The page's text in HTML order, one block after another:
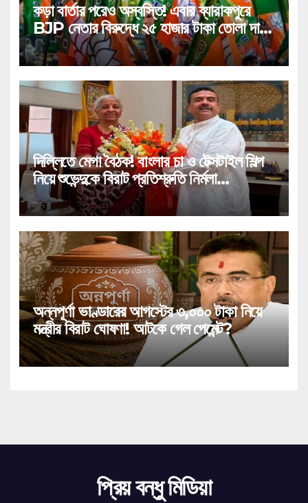
কড়া বার্তার পরেও অস্বস্তি! এবার ব্যারাকপুরে
BJP নেতার বিরুদ্ধে ২৫ হাজার টাকা তোলা দাবির
গুরুতর অভিযোগ, ভাইরাল অডিও!
দিল্লিতে মেগা বৈঠক! বাংলার চা ও টেক্সটাইল শিল্প
নিয়ে শুভেন্দুকে বিরাট প্রতিশ্রুতি নির্মলা
সীতারামণের!
অন্নপূর্ণা ভাণ্ডারের আগস্টের ৩,০০০ টাকা নিয়ে
মন্ত্রীর বিরাট ঘোষণা! আটকে গেল পেমেন্ট?
প্রিয় বন্ধু মিডিয়া